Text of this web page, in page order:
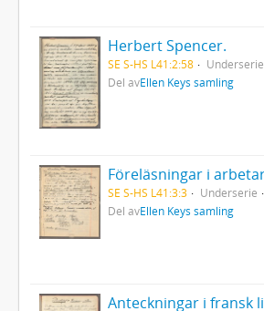
Herbert Spencer.
SE S-HS L41:2:58
Underserie
Del avEllen Keys samling
SE S-HS L41:3:3
Underserie
Del avEllen Keys samling